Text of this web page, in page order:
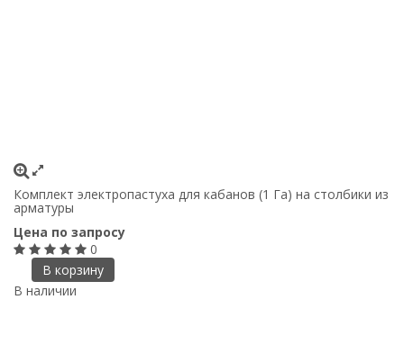
Комплект электропастуха для кабанов (1 Га) на столбики из
арматуры
Цена по запросу
0
В корзину
В наличии